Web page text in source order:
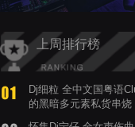
上周排行榜
Dj细粒 全中文国粤语
的黑暗多元素私货串烧